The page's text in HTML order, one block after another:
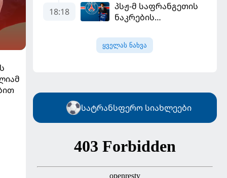
"ჰაიდუკთან"
განადგურდა
18:18
პსჟ-მ საფრანგეთის
ნაკრების
დაიმატა
ყველას ნახვა
სატრანსფერო სიახლეები